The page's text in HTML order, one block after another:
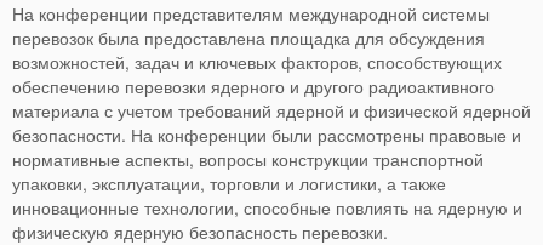
На конференции представителям международной системы
перевозок была предоставлена площадка для обсуждения
возможностей, задач и ключевых факторов, способствующих
обеспечению перевозки ядерного и другого радиоактивного
материала с учетом требований ядерной и физической ядерной
безопасности. На конференции были рассмотрены правовые и
нормативные аспекты, вопросы конструкции транспортной
упаковки, эксплуатации, торговли и логистики, а также
инновационные технологии, способные повлиять на ядерную и
физическую ядерную безопасность перевозки.